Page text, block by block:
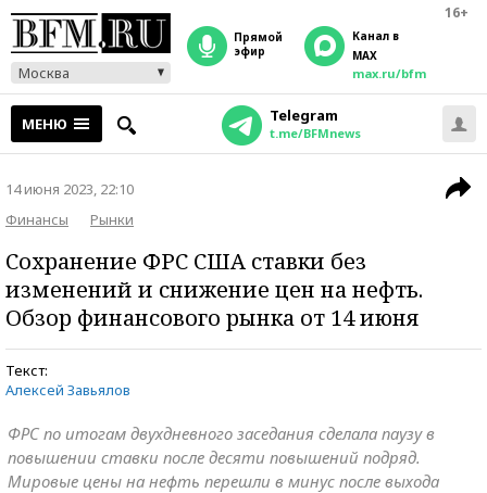
16+
Москва
прямой
эфир
Канал в
MAX
max.ru/bfm
МЕНЮ Telegram
t.me/BFMnews
14 июня 2023, 22:10
Финансы
Рынки
Сохранение ФРС США ставки без
изменений и снижение цен на нефть.
Обзор финансового рынка от 14 июня
Текст:
Алексей Завьялов
ФРС по итогам двухдневного заседания сделала паузу в
повышении ставки после десяти повышений подряд.
Мировые цены на нефть перешли в минус после выхода